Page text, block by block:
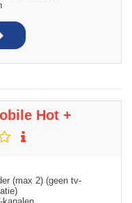
Hot +
(max 2) (geen tv-